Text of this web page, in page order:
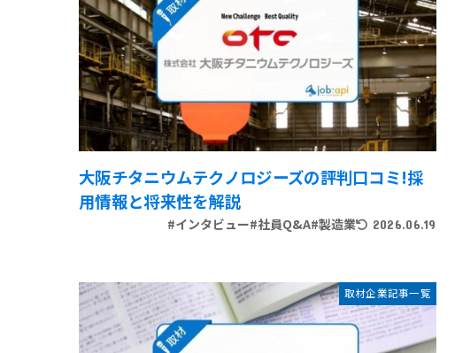
大阪チタニウムテクノロジーズの評判口コミ!採
用情報と将来性を解説
#インタビュー#社員Q&A#製造業 2026.06.19
取材企業記事一覧